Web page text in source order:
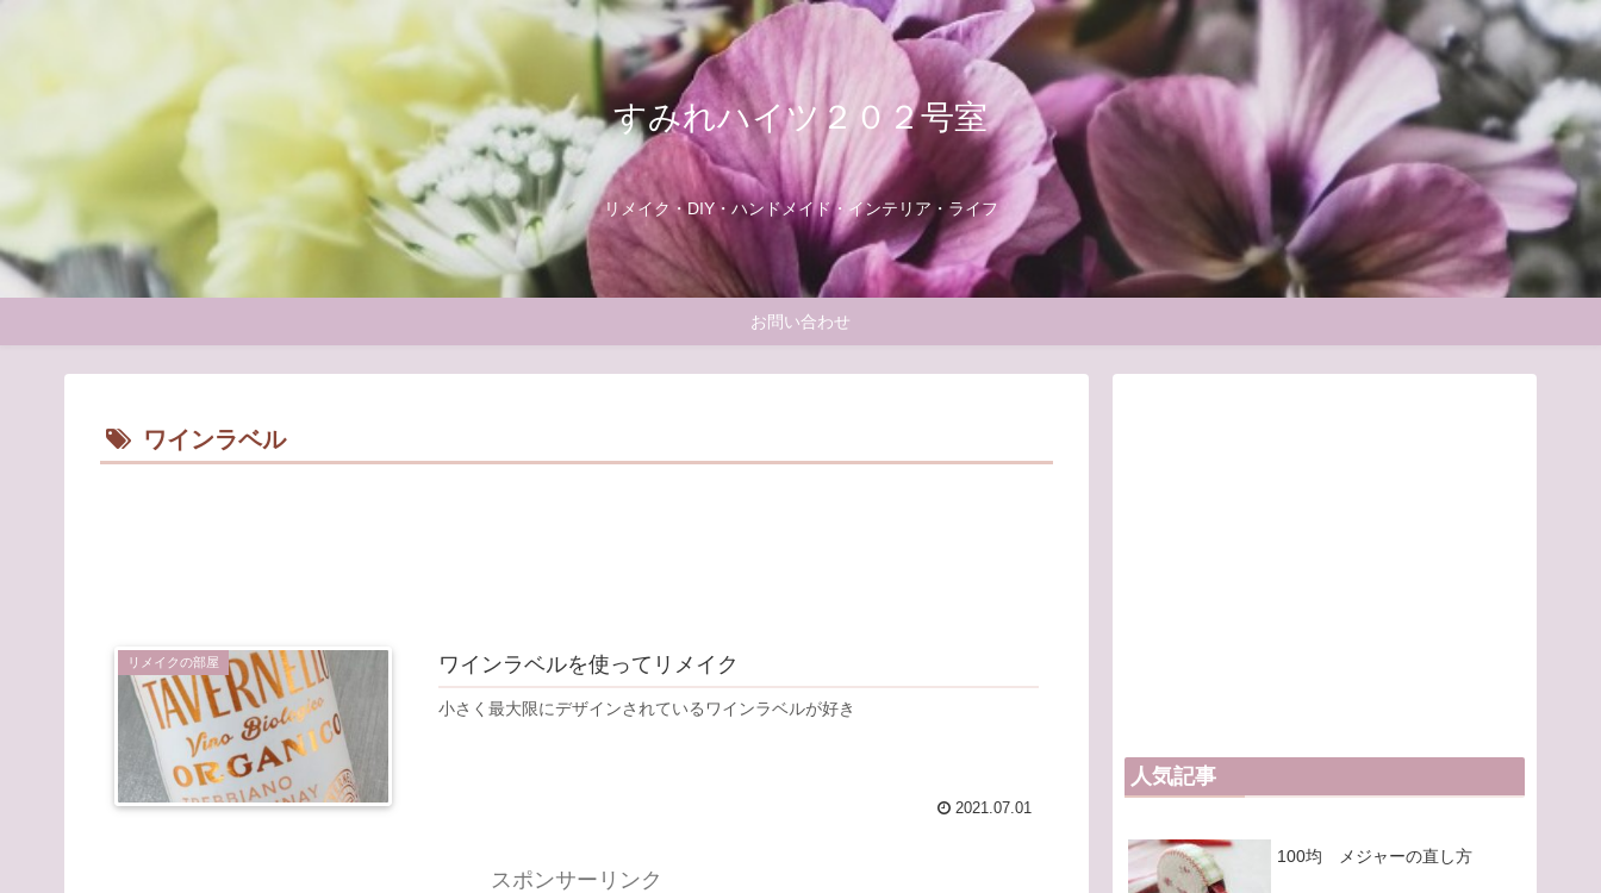
すみれハイツ２０２号室
リメイク・DIY・ハンドメイド・インテリア・ライフ
お問い合わせ
ワインラベル
リメイクの部屋 ワインラベルを使ってリメイク
小さく最大限にデザインされているワインラベルが好き
2021.07.01
スポンサーリンク
人気記事
100均 メジャーの直し方